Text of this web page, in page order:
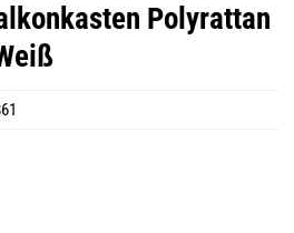
Polyrattan